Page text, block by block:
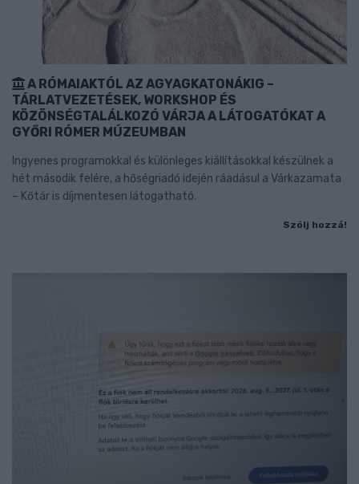
A RÓMAIAKTÓL AZ AGYAGKATONÁKIG –
TÁRLATVEZETÉSEK, WORKSHOP ÉS
KÖZÖNSÉGTALÁLKOZÓ VÁRJA A LÁTOGATÓKAT A
GYŐRI RÓMER MÚZEUMBAN
Ingyenes programokkal és különleges kiállításokkal készülnek a
hét második felére, a hőségriadó idején ráadásul a Várkazamata
– Kőtár is díjmentesen látogatható.
Szólj hozzá!